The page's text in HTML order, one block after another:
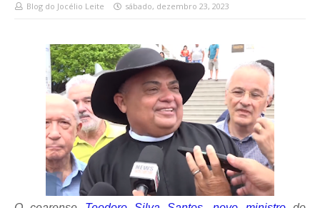
Blog do Jocélio Leite sábado, dezembro 23, 2023